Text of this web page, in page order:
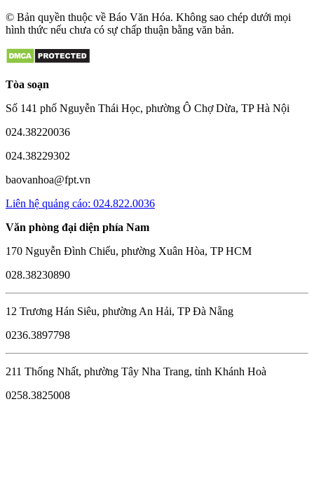
© Bản quyền thuộc về Báo Văn Hóa. Không sao chép dưới mọi
hình thức nếu chưa có sự chấp thuận bằng văn bản.
Tòa soạn
Số 141 phố Nguyễn Thái Học, phường Ô Chợ Dừa, TP Hà Nội
024.38220036
024.38229302
baovanhoa@fpt.vn
Liên hệ quảng cáo: 024.822.0036
Văn phòng đại diện phía Nam
170 Nguyễn Đình Chiểu, phường Xuân Hòa, TP HCM
028.38230890
12 Trương Hán Siêu, phường An Hải, TP Đà Nẵng
0236.3897798
211 Thống Nhất, phường Tây Nha Trang, tỉnh Khánh Hoà
0258.3825008